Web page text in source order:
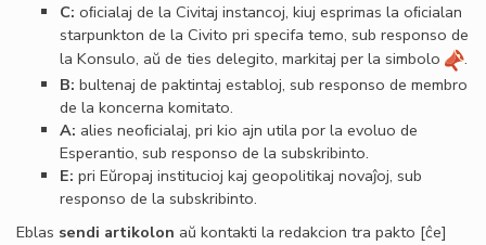
C: oﬁcialaj de la Civitaj instancoj, kiuj esprimas la oﬁcialan
starpunkton de la Civito pri specifa temo, sub responso de
la Konsulo, aŭ de ties delegito, markitaj per la simbolo
.
B: bultenaj de paktintaj establoj, sub responso de membro
de la koncerna komitato.
A: alies neoﬁcialaj, pri kio ajn utila por la evoluo de
Esperantio, sub responso de la subskribinto.
E: pri Eŭropaj institucioj kaj geopolitikaj novaĵoj, sub
responso de la subskribinto.
Eblas sendi artikolon aŭ kontakti la redakcion tra pakto [ĉe]